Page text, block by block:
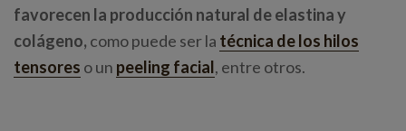
favorecen la producción natural de elastina y
colágeno, como puede ser la técnica de los hilos
tensores o un peeling facial, entre otros.